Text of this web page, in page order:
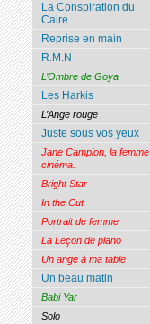
La Conspiration du
Caire
Reprise en main
R.M.N
L’Ombre de Goya
Les Harkis
L’Ange rouge
Juste sous vos yeux
Jane Campion, la femme
cinéma.
Bright Star
In the Cut
Portrait de femme
La Leçon de piano
Un ange à ma table
Un beau matin
Babi Yar
Solo